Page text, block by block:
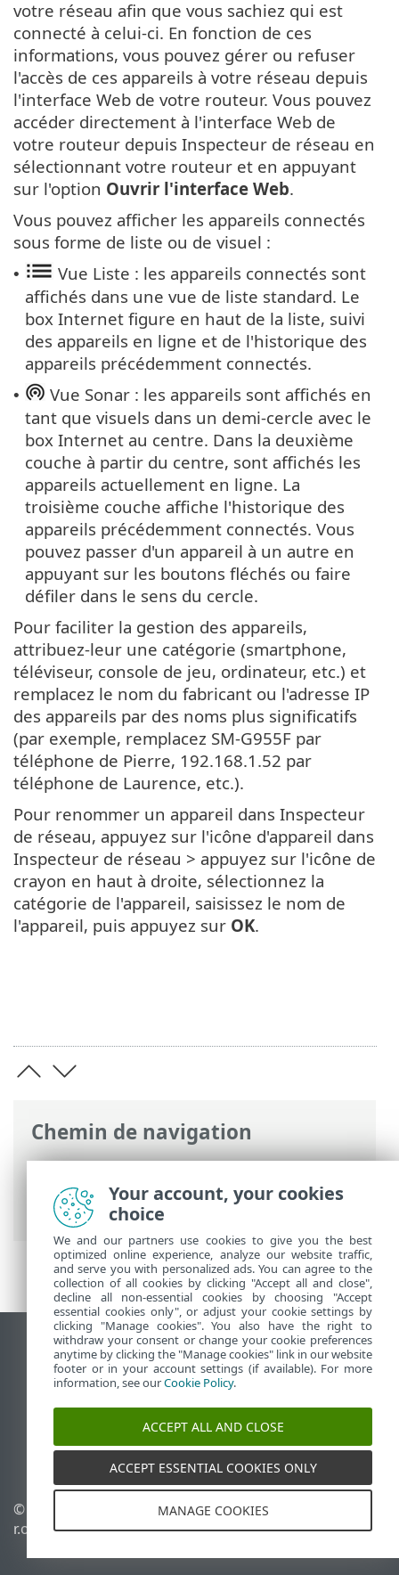
Chemin de navigation
Aide en ligne ESET>ESET Mobile Security
Travailler avec ESET Mobile Security >
Inspecteur de réseau
votre réseau afin que vous sachiez qui est
connecté à celui-ci. En fonction de ces
informations, vous pouvez gérer ou refuser
l'accès de ces appareils à votre réseau depuis
l'interface Web de votre routeur. Vous pouvez
accéder directement à l'interface Web de
votre routeur depuis Inspecteur de réseau en
sélectionnant votre routeur et en appuyant
sur l'option Ouvrir l'interface Web.
Vous pouvez afficher les appareils connectés
sous forme de liste ou de visuel :
•
Vue Liste : les appareils connectés sont
affichés dans une vue de liste standard. Le
box Internet figure en haut de la liste, suivi
des appareils en ligne et de l'historique des
appareils précédemment connectés.
•
Vue Sonar : les appareils sont affichés en
tant que visuels dans un demi-cercle avec le
box Internet au centre. Dans la deuxième
couche à partir du centre, sont affichés les
appareils actuellement en ligne. La
troisième couche affiche l'historique des
appareils précédemment connectés. Vous
pouvez passer d'un appareil à un autre en
appuyant sur les boutons fléchés ou faire
défiler dans le sens du cercle.
Pour faciliter la gestion des appareils,
attribuez-leur une catégorie (smartphone,
téléviseur, console de jeu, ordinateur, etc.) et
remplacez le nom du fabricant ou l'adresse IP
des appareils par des noms plus significatifs
(par exemple, remplacez SM-G955F par
téléphone de Pierre, 192.168.1.52 par
téléphone de Laurence, etc.).
Pour renommer un appareil dans Inspecteur
de réseau, appuyez sur l'icône d'appareil dans
Inspecteur de réseau > appuyez sur l'icône de
crayon en haut à droite, sélectionnez la
catégorie de l'appareil, saisissez le nom de
l'appareil, puis appuyez sur OK.
Afficher le site des postes de travail
End of Life
Base de connaissances ESET
Forum ESET
ESET Status Portal
Support régional
© 1992 - 2026 ESET, spol. s
r.o. - Tous droits réservés.
Politique relative aux
Your account, your cookies
choice
We and our partners use cookies to give you the best
optimized online experience, analyze our website traffic,
and serve you with personalized ads. You can agree to the
collection of all cookies by clicking "Accept all and close",
decline all non-essential cookies by choosing "Accept
essential cookies only", or adjust your cookie settings by
clicking "Manage cookies". You also have the right to
withdraw your consent or change your cookie preferences
anytime by clicking the "Manage cookies" link in our website
footer or in your account settings (if available). For more
information, see ourCookie Policy.
ACCEPT ALL AND CLOSE
ACCEPT ESSENTIAL COOKIES ONLY
MANAGE COOKIES